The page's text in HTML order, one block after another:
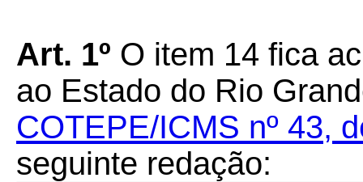
Art. 1º O item 14 fica
ao Estado do Rio
COTEPE/ICMS nº 43,
seguinte redação: